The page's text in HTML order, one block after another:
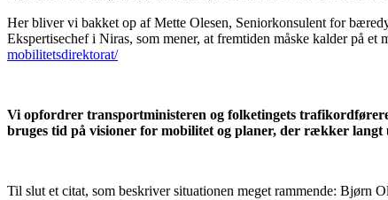
Her bliver vi bakket op af Mette Olesen, Seniorkonsulent for
Ekspertisechef i Niras, som mener, at fremtiden måske kalder på
mobilitetsdirektorat/
Vi opfordrer transportministeren og folketingets
bruges tid på visioner for mobilitet og planer, der rækker langt
Til slut et citat, som beskriver situationen meget rammende: Bjørn